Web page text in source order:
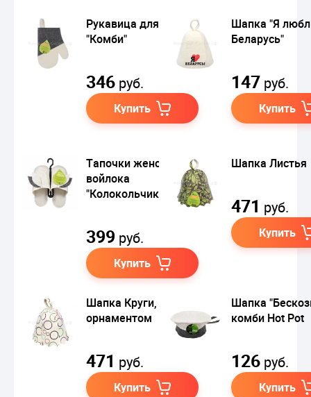
Рукавица для сауны
"Комби"
346 руб.
Купить
Шапка "Я
Беларусь"
147 руб.
Купить
Тапочки женские из
войлока
"Колокольчик"
399 руб.
Купить
Шапка Листья
471 руб.
Купить
Шапка Круги, с
орнаментом
471 руб.
Купить
Шапка
комби Hot Pot
126 руб.
Купить